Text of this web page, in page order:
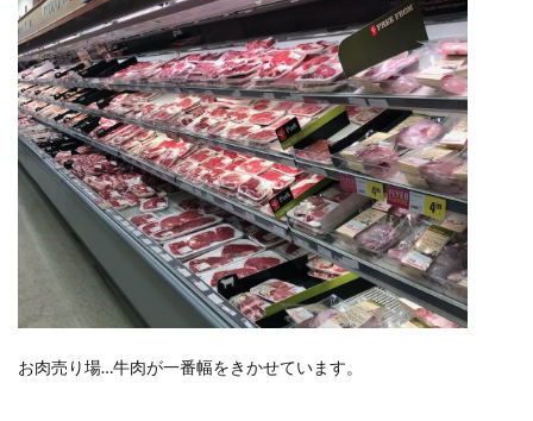
お肉売り場…牛肉が一番幅をきかせています。